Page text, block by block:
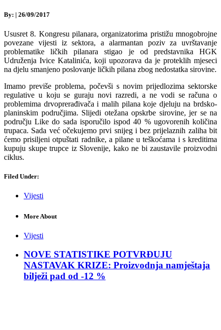
By: | 26/09/2017
Ususret 8. Kongresu pilanara, organizatorima pristižu mnogobrojne
povezane vijesti iz sektora, a alarmantan poziv za uvrštavanje
problematike ličkih pilanara stigao je od predstavnika HGK
Udruženja Ivice Katalinića, koji upozorava da je proteklih mjeseci
na djelu smanjeno poslovanje ličkih pilana zbog nedostatka sirovine.
Imamo previše problema, počevši s novim prijedlozima sektorske
regulative u koju se guraju novi razredi, a ne vodi se računa o
problemima drvoprerađivača i malih pilana koje djeluju na brdsko-
planinskim područjima. Slijedi otežana opskrbe sirovine, jer se na
području Like do sada isporučilo ispod 40 % ugovorenih količina
trupaca. Sada već očekujemo prvi snijeg i bez prijelaznih zaliha bit
ćemo prisiljeni otpuštati radnike, a pilane u teškoćama i s kreditima
kupuju skupe trupce iz Slovenije, kako ne bi zaustavile proizvodni
ciklus.
Filed Under:
Vijesti
More About
Vijesti
NOVE STATISTIKE POTVRĐUJU
NASTAVAK KRIZE: Proizvodnja namještaja
bilježi pad od -12 %